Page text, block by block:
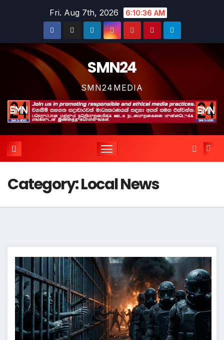
Fri. Aug 7th, 2026 6:10:37 AM
SMN24
SMN24MEDIA
Category:Local News